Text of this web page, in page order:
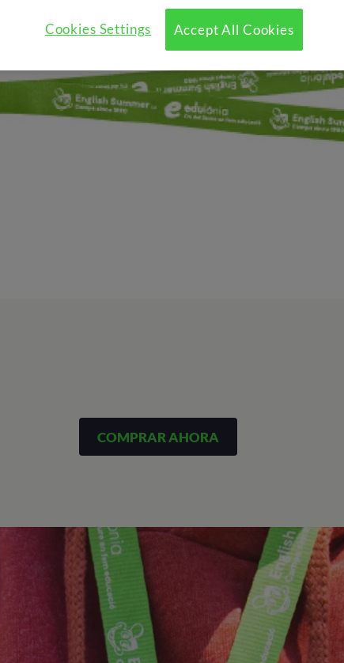
COMPRAR AHORA
Accept All Cookies
Cookies Settings